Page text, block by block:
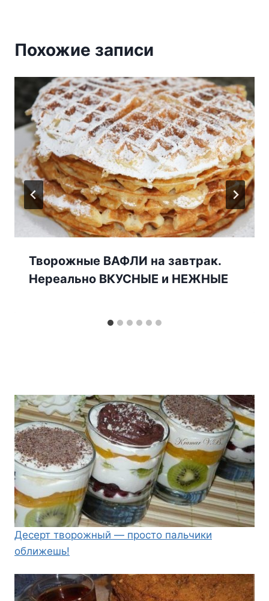
Похожие записи
Творожные ВАФЛИ на завтрак.
Нереально ВКУСНЫЕ и НЕЖНЫЕ
Десерт творожный — просто пальчики
оближешь!